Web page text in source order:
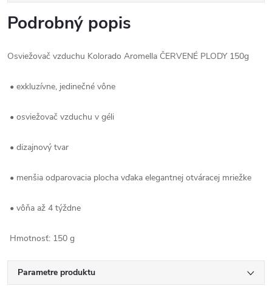
Podrobný popis
Osviežovač vzduchu Kolorado Aromella ČERVENÉ PLODY 150g
• exkluzívne, jedinečné vône
• osviežovač vzduchu v géli
• dizajnový tvar
• menšia odparovacia plocha vďaka elegantnej otváracej mriežke
• vôňa až 4 týždne
Hmotnosť: 150 g
Parametre produktu